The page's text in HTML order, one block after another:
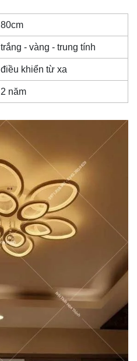
80cm
trắng - vàng - trung tính
điều khiển từ xa
2 năm